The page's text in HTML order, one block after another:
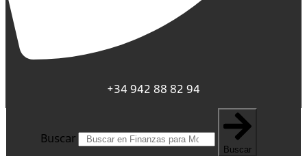
+34 942 88 82 94
Buscar
Buscar